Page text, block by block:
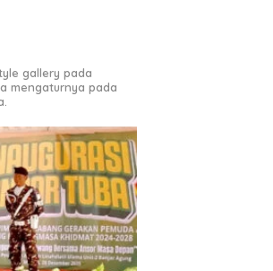
gallery pada
mengaturnya pada